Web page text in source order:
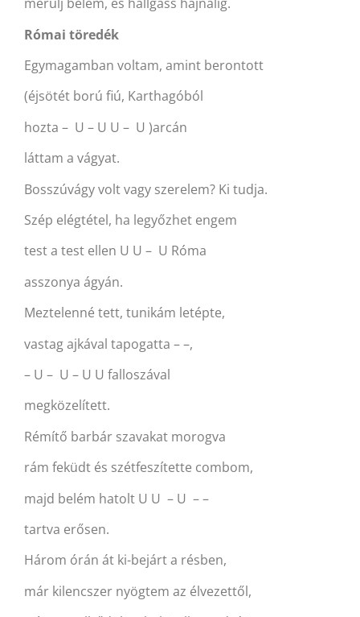
Római töredék
Egymagamban voltam, amint berontott
(éjsötét ború fiú, Karthagóból
hozta – U – U U – U )arcán
láttam a vágyat.
Bosszúvágy volt vagy szerelem? Ki tudja.
Szép elégtétel, ha legyőzhet engem
test a test ellen U U – U Róma
asszonya ágyán.
Meztelenné tett, tunikám letépte,
vastag ajkával tapogatta – –,
– U – U – U U falloszával
megközelített.
Rémítő barbár szavakat morogva
rám feküdt és szétfeszítette combom,
majd belém hatolt U U – U – –
tartva erősen.
Három órán át ki-bejárt a résben,
már kilencszer nyögtem az élvezettől,